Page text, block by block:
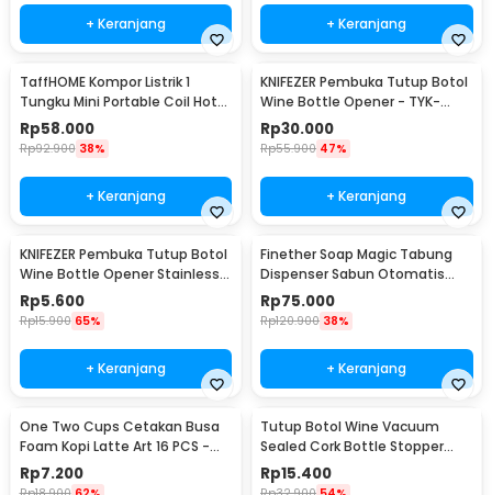
+ Keranjang + Keranjang
TaffHOME Kompor Listrik 1
Tungku Mini Portable Coil Hot
Plate 500W - C1-1000-03
Rp58.000
Rp92.900 38%
+ Keranjang
KNIFEZER Pembuka Tutup Botol
Wine Bottle Opener - TYK-
074B
Rp30.000
Rp55.900 47%
+ Keranjang
KNIFEZER Pembuka Tutup Botol
Wine Bottle Opener Stainless
Steel - WS01
Rp5.600
Rp15.900 65%
+ Keranjang
Finether Soap Magic Tabung
Dispenser Sabun Otomatis
400ml - AD-03
Rp75.000
Rp120.900 38%
+ Keranjang
One Two Cups Cetakan Busa
Foam Kopi Latte Art 16 PCS -
JJYE01
Rp7.200
Tutup Botol Wine Vacuum
Sealed Cork Bottle Stopper
Stainless Steel - G94529
Rp15.400